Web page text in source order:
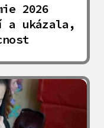
2026
ukázala,